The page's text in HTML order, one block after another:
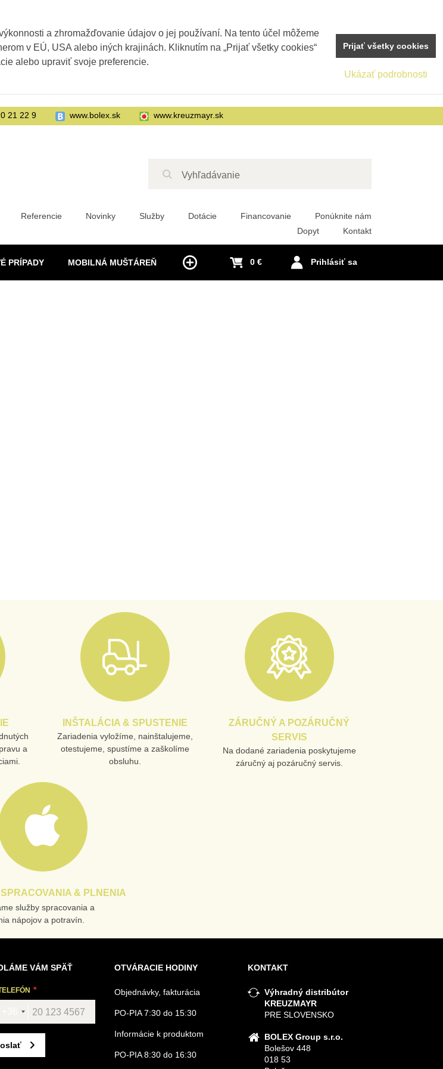
PRÍPADY MOBILNÁ MUŠTÁREŇ
Referencie Novinky Služby Dotácie Financovanie
Ponúknite nám
Dopyt
Kontakt
Prihlásiť sa
0 €
21 22 9 www.bolex.sk www.kreuzmayr.sk
a
INŠTALÁCIA & SPUSTENIE
Zariadenia vyložíme, nainštalujeme,
otestujeme, spustíme a zaškolíme
obsluhu.
ZÁRUČNÝ A POZÁRUČNÝ
SERVIS
Na dodané zariadenia poskytujeme
záručný aj pozáručný servis.
& PLNENIA
služby spracovania a
nápojov a potravín.
VÁM SPÄŤ OTVÁRACIE HODINY
Objednávky, fakturácia
PO-PIA 7:30 do 15:30
Informácie k produktom
PO-PIA 8:30 do 16:30
KONTAKT
Výhradný distribútor
KREUZMAYR
PRE SLOVENSKO
BOLEX Group s.r.o.
Bolešov 448
018 53
a zhromažďovanie údajov o jej používaní. Na tento účel môžeme
v EÚ, USA alebo iných krajinách. Kliknutím na „Prijať všetky cookies“
alebo upraviť svoje preferencie.
Ukázať podrobnosti
Prijať všetky cookies